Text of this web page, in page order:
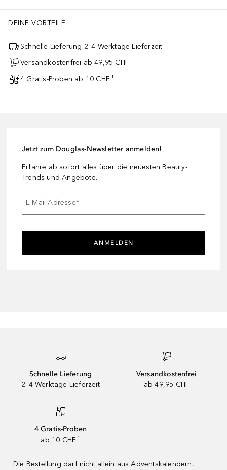
DEINE VORTEILE
Schnelle Lieferung 2–4 Werktage Lieferzeit
Versandkostenfrei ab 49,95 CHF
4 Gratis-Proben ab 10 CHF ¹
Jetzt zum Douglas-Newsletter anmelden!
Erfahre ab sofort alles über die neuesten Beauty-
Trends und Angebote.
E-Mail-Adresse*
ANMELDEN
Schnelle Lieferung
2–4 Werktage Lieferzeit
Versandkostenfrei
ab 49,95 CHF
4 Gratis-Proben
ab 10 CHF ¹
Die Bestellung darf nicht allein aus Adventskalendern,